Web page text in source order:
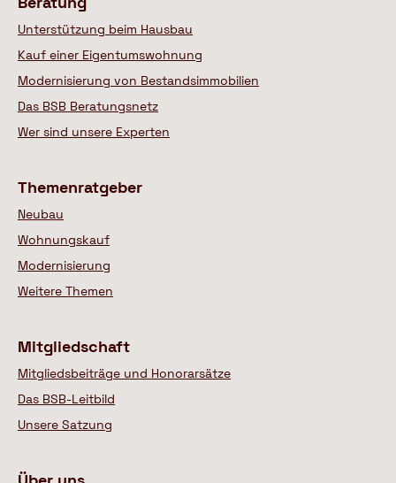
Unterstützung beim Hausbau
Kauf einer Eigentumswohnung
Modernisierung von Bestandsimmobilien
Das BSB Beratungsnetz
Wer sind unsere Experten
Themenratgeber
Neubau
Wohnungskauf
Modernisierung
Weitere Themen
Mitgliedschaft
Mitgliedsbeiträge und Honorarsätze
Das BSB-Leitbild
Unsere Satzung